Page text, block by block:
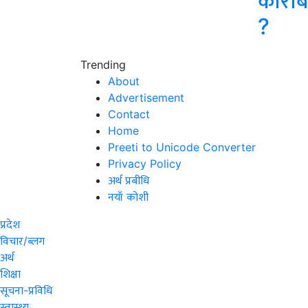
?
Trending
About
Advertisement
Contact
Home
Preeti to Unicode Converter
Privacy Policy
अर्थ प्रबीधि
नयाँ कोशी
प्रदेश
विचार/ब्लग
अर्थ
शिक्षा
सूचना-प्रविधि